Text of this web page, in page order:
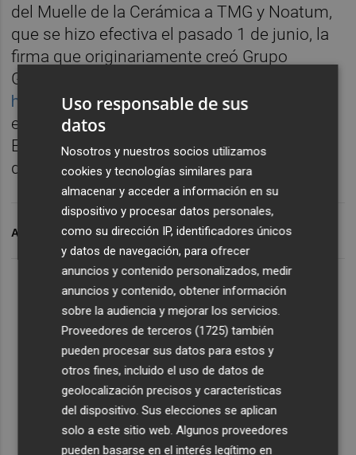
del Muelle de la Cerámica a TMG y Noatum,
que se hizo efectiva el pasado 1 de junio, la
firma que originariamente creó Grupo
Gimeno y otros inversores locales
ha dejado una grúa en la dársena norte
ella trabajará en el Muelle Transversal
Exterior, mientras en la dársena sur pasa a
disponer de tres grúas móviles.
ARCHIVADO EN TCA
Uso responsable de sus
datos
Nosotros y nuestros socios utilizamos
cookies y tecnologías similares para
almacenar y acceder a información en su
dispositivo y procesar datos personales,
como su dirección IP, identificadores únicos
y datos de navegación, para ofrecer
anuncios y contenido personalizados, medir
anuncios y contenido, obtener información
sobre la audiencia y mejorar los servicios.
Proveedores de terceros (1725) también
pueden procesar sus datos para estos y
otros fines, incluido el uso de datos de
geolocalización precisos y características
del dispositivo. Sus elecciones se aplican
solo a este sitio web. Algunos proveedores
pueden basarse en el interés legítimo en